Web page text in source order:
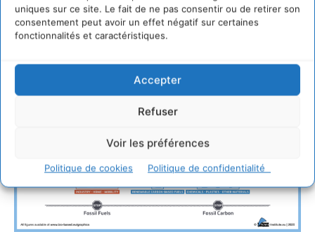
uniques sur ce site. Le fait de ne pas consentir ou de retirer son
consentement peut avoir un effet négatif sur certaines
fonctionnalités et caractéristiques.
Accepter
Refuser
Voir les préférences
Politique de cookies Politique de confidentialité